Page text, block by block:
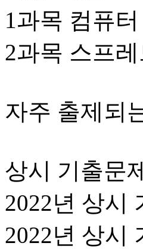
1과목 컴퓨
2과목 스프
자주 출제되
상시 기출문
2022년 상시
2022년 상시